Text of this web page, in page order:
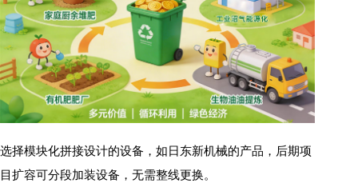
选择模块化拼接设计的设备，如日东新机械的产品，后期项
目扩容可分段加装设备，无需整线更换。